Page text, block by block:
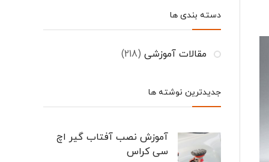
ریش سپر جلو اچ سی کراس
قفل درب صندوق اچ سی کراس
گلگیر چرخ عقب اچ سی کراس
دسته بندی ها
مقالات آموزشی (218)
جدیدترین نوشته ها
آموزش نصب آفتاب گیر اچ
سی کراس